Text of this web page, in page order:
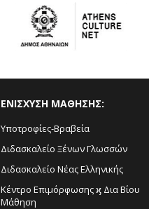
ΕΝΙΣΧΥΣΗ ΜΑΘΗΣΗΣ:
Υποτροφίες-Βραβεία
Διδασκαλείο Ξένων Γλωσσών
Διδασκαλείο Νέας Ελληνικής
Κέντρο Επιμόρφωσης ϗ Δια Βίου
Μάθηση